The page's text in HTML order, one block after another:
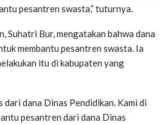
pesantren swasta,” tuturnya.
Suhatri Bur, mengatakan bahwa dana
membantu pesantren swasta. Ia
itu di kabupaten yang
dari dana Dinas Pendidikan. Kami di
pesantren dari dana Dinas